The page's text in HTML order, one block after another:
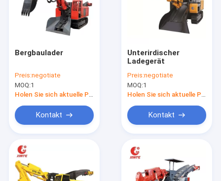
Bergbaulader
Preis:negotiate
MOQ:1
Kontakt
Unterirdischer
Ladegerät
Preis:negotiate
MOQ:1
Kontakt